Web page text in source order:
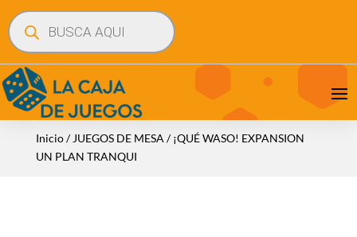
Búsqueda
de
productos
Inicio/ JUEGOS DE MESA / ¡QUÉ WASO! EXPANSION
UN PLAN TRANQUI